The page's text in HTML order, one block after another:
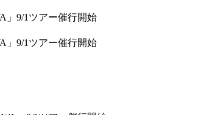
」9/1ツアー催行開始
」9/1ツアー催行開始